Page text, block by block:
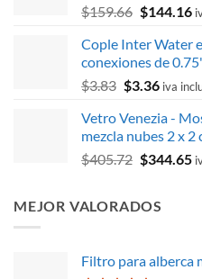
$159.66 El
original
era:
$159.66.
$144.16El
Cople Inter Water
conexiones de
$3.83 El
original
era:
$3.83.
$3.36El
actual
es:
$3.36.
iva
Vetro Venezia -
mezcla nubes 2 x 2
$405.72 El
era:
$344.65El
MEJOR VALORADOS
Filtro para alberca